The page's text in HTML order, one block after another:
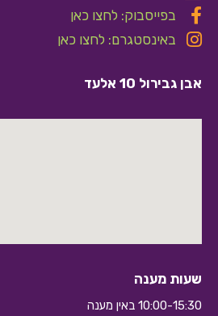
בפייסבוק: לחצו כאן
באינסטגרם: לחצו כאן
אבן גבירול 10 אלעד
שעות מענה
10:00-15:30 באין מענה